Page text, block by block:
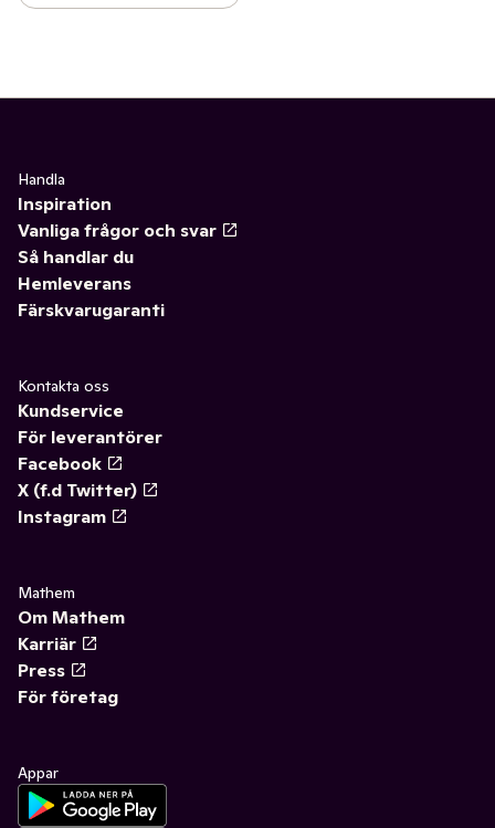
Handla
Inspiration
Vanliga frågor och svar
Så handlar du
Hemleverans
Färskvarugaranti
Kontakta oss
Kundservice
För leverantörer
Facebook
X (f.d Twitter)
Instagram
Mathem
Om Mathem
Karriär
Press
För företag
Appar